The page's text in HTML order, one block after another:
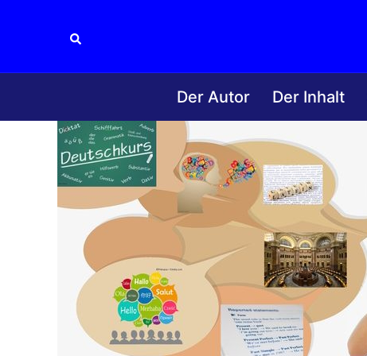
Suche
Der Autor Der Inhalt